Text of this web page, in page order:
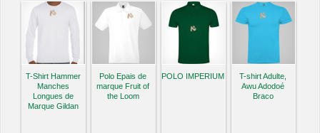
T-Shirt Hammer
Manches
Longues de
Marque Gildan
Polo Epais de
marque Fruit of
the Loom
POLO IMPERIUM
T-shirt Adulte,
Awu Adodoé
Braco